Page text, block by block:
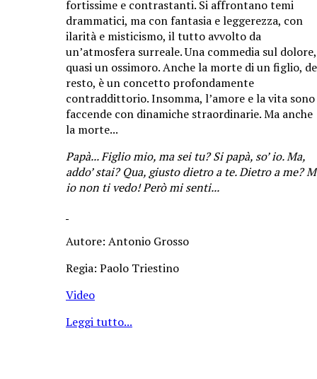
fortissime e contrastanti. Si affrontano temi
drammatici, ma con fantasia e leggerezza, con
ilarità e misticismo, il tutto avvolto da
un’atmosfera surreale. Una commedia sul dolore,
quasi un ossimoro. Anche la morte di un figlio,
resto, è un concetto profondamente
contraddittorio. Insomma, l’amore e la vita sono
faccende con dinamiche straordinarie. Ma anche
la morte...
Papà... Figlio mio, ma sei tu? Si papà, so’ io. Ma,
addo’ stai? Qua, giusto dietro a te. Dietro a me?
io non ti vedo! Però mi senti...
Autore: Antonio Grosso
Regia: Paolo Triestino
Video
Leggi tutto...